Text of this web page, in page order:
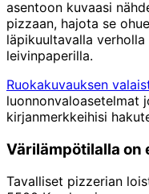
asentoon kuvaasi
pizzaan, hajota se
läpikuultavalla
leivinpaperilla.
Ruokakuvauksen
luonnonvaloasetelmat
kirjanmerkkeihisi
Värilämpötilalla on
Tavalliset pizzerian